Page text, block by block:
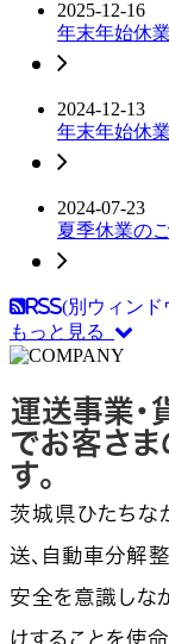
2025-12-16
年末年始休
2024-12-13
年末年始休
2024-07-23
夏季休業の
RSS(別ウィン
もっと見る
運送事業・
でお客さ
す。
茨城県ひたちな
送、自動車分解
安全を意識しな
けすることを使